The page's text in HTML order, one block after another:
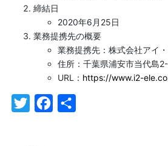
締結日
2020年6月25日
業務提携先の概要
業務提携先：株式会社アイ
住所：千葉県浦安市当代島
URL： https://www.i2-
TwitterFacebook